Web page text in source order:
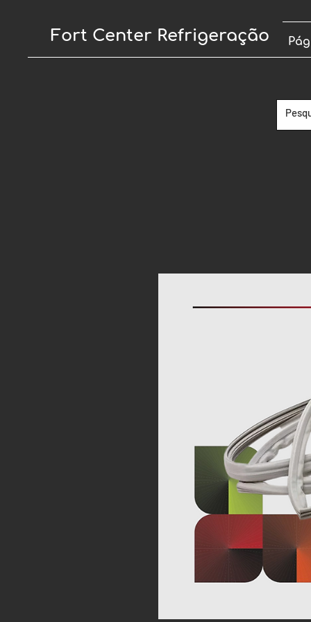
Fort Center Refrigeração